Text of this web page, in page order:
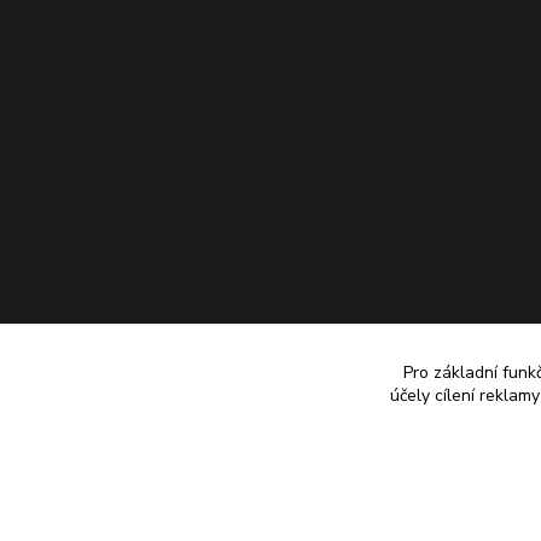
Pro základní
účely cílení